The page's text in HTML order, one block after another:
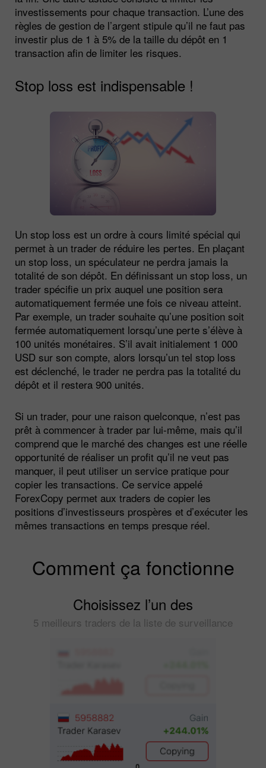
investissements pour chaque transaction. L’une des
règles de gestion de l’argent stipule qu’il ne faut pas
investir plus de 1 à 5% de la taille du dépôt en 1
transaction afin de limiter les risques.
Stop loss est indispensable !
Un stop loss est un ordre à cours limité spécial qui
permet à un trader de réduire les pertes. En plaçant
un stop loss, un spéculateur ne perdra jamais la
totalité de son dépôt. En définissant un stop loss, un
trader spécifie un prix auquel une position sera
automatiquement fermée une fois ce niveau atteint.
Par exemple, un trader souhaite qu’une position soit
fermée automatiquement lorsqu’une perte s’élève à
100 unités monétaires. S’il avait initialement 1 000
USD sur son compte, alors lorsqu’un tel stop loss
est déclenché, le trader ne perdra pas la totalité du
dépôt et il restera 900 unités.
Si un trader, pour une raison quelconque, n’est pas
prêt à commencer à trader par lui-même, mais qu’il
comprend que le marché des changes est une réelle
opportunité de réaliser un profit qu’il ne veut pas
manquer, il peut utiliser un service pratique pour
copier les transactions. Ce service appelé
ForexCopy permet aux traders de copier les
positions d’investisseurs prospères et d’exécuter les
mêmes transactions en temps presque réel.
Comment ça fonctionne
Choisissez l’un des
5 meilleurs traders de la liste de surveillance